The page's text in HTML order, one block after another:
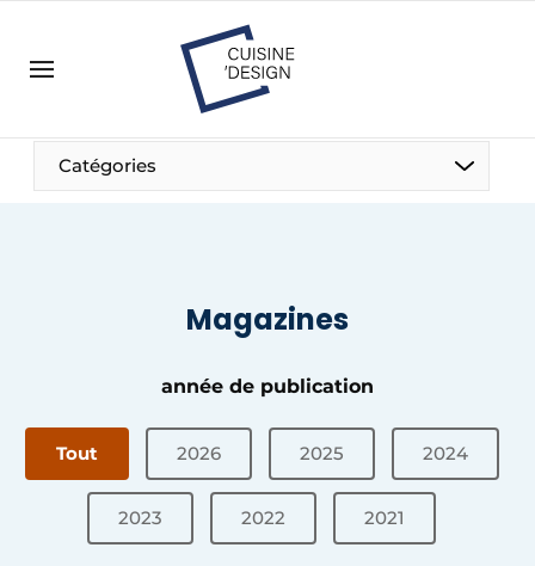
Contact direct
Emploi
Enregistrer une offre d’emploi
Meest gelezen
Privacy / Cookie statement
S’inscrire à l’événement
S’inscrire
Termes et conditions
Catégories
Magazines
année de publication
Tout 2026 2025 2024
2023 2022 2021